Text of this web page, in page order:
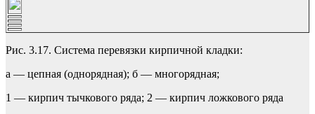
Рис. 3.17. Система перевязки кирпичной кладки:
а — цепная (однорядная); б — многорядная;
1 — кирпич тычкового ряда; 2 — кирпич ложкового ряда